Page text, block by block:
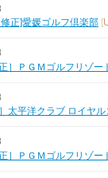
修正]愛媛ゴルフ倶楽部
］ＰＧＭゴルフリゾー
太平洋クラブ ロイヤル
］ＰＧＭゴルフリゾー